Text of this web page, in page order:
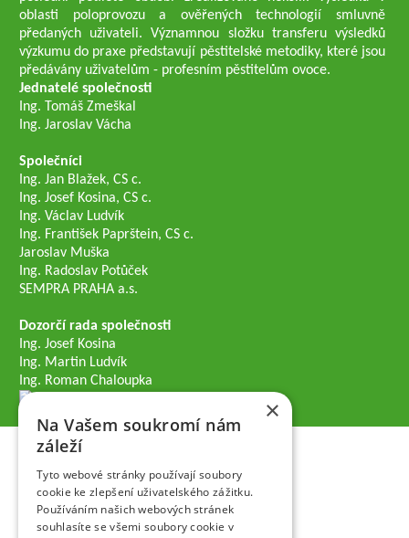
oblasti poloprovozu a ověřených technologií smluvně
předaných uživateli. Významnou složku transferu výsledků
výzkumu do praxe představují pěstitelské metodiky, které jsou
předávány uživatelům - profesním pěstitelům ovoce.
Jednatelé společnosti
Ing. Tomáš Zmeškal
Ing. Jaroslav Vácha
Společníci
Ing. Jan Blažek, CS c.
Ing. Josef Kosina, CS c.
Ing. Václav Ludvík
Ing. František Paprštein, CS c.
Jaroslav Muška
Ing. Radoslav Potůček
SEMPRA PRAHA a.s.
Dozorčí rada společnosti
Ing. Josef Kosina
Ing. Martin Ludvík
Ing. Roman Chaloupka
×
Na Vašem soukromí nám
záleží
Tyto webové stránky používají soubory
cookie ke zlepšení uživatelského zážitku.
Používáním našich webových stránek
souhlasíte se všemi soubory cookie v